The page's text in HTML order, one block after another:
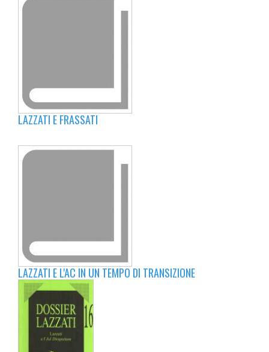
LAZZATI E FRASSATI
LAZZATI E L'AC IN UN TEMPO DI TRANSIZIONE